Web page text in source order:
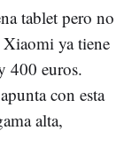
tablet pero no
Xiaomi ya tiene
400 euros.
con esta
alta,